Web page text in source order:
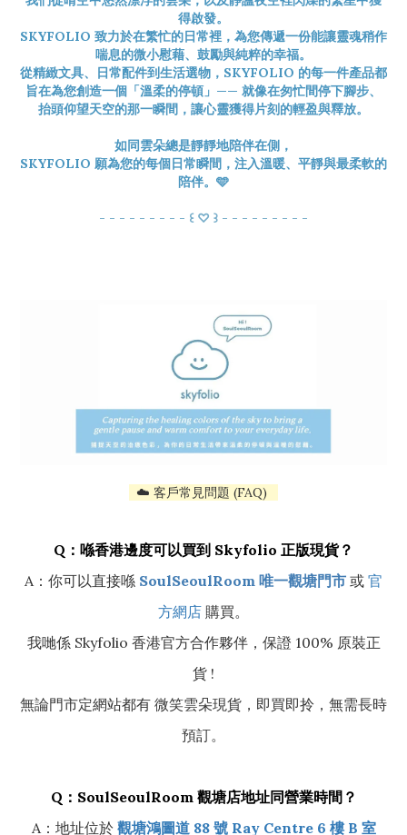
得啟發。
SKYFOLIO 致力於在繁忙的日常裡，為您傳遞一份能讓靈魂稍作
喘息的微小慰藉、鼓勵與純粹的幸福。
從精緻文具、日常配件到生活選物，SKYFOLIO 的每一件產品都
旨在為您創造一個「溫柔的停頓」—— 就像在匆忙間停下腳步、
抬頭仰望天空的那一瞬間，讓心靈獲得片刻的輕盈與釋放。
如同雲朵總是靜靜地陪伴在側，
SKYFOLIO 願為您的每個日常瞬間，注入溫暖、平靜與最柔軟的
陪伴。🩵
- - - - - - - - - ꒰ ♡ ꒱ - - - - - - - - -
☁️ 客戶常見問題 (FAQ)
Q：喺香港邊度可以買到 Skyfolio 正版現貨？
A：你可以直接喺 SoulSeoulRoom 唯一觀塘門市 或 官
方網店 購買。
我哋係 Skyfolio 香港官方合作夥伴，保證 100% 原裝正
貨 !
無論門市定網站都有 微笑雲朵現貨，即買即拎，無需長時
預訂。
Q：SoulSeoulRoom 觀塘店地址同營業時間？
A：地址位於 觀塘鴻圖道 88 號 Ray Centre 6 樓 B 室